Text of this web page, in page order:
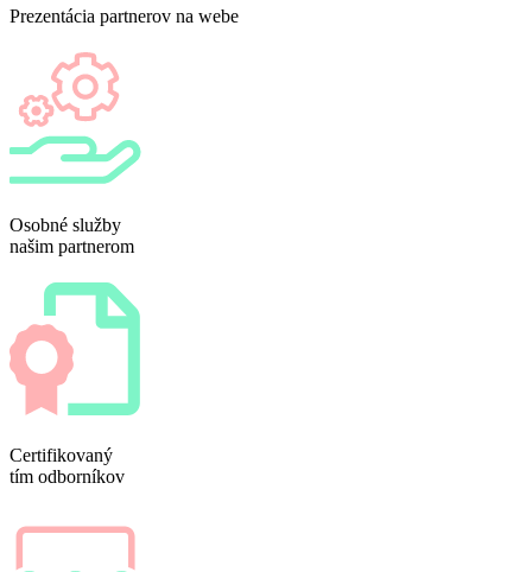
Prezentácia partnerov na webe
Osobné služby
našim partnerom
Certifikovaný
tím odborníkov